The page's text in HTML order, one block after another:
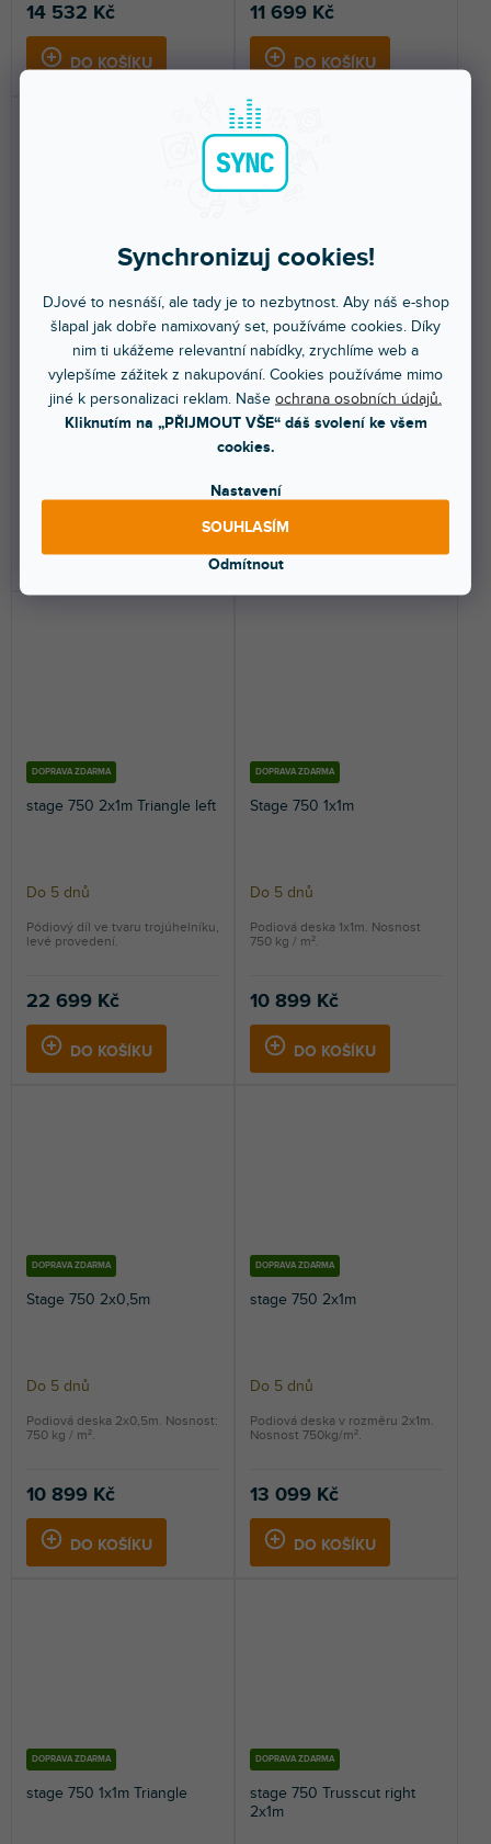
Synchronizuj cookies!
DJové to nesnáší, ale tady je to nezbytnost. Aby náš e-shop
šlapal jak dobře namixovaný set, používáme cookies. Díky
nim ti ukážeme relevantní nabídky, zrychlíme web a
vylepšíme zážitek z nakupování. Cookies používáme mimo
jiné k personalizaci reklam. Naše ochrana osobních údajů.
Kliknutím na „PŘIJMOUT VŠE“ dáš svolení ke všem
cookies.
Nastavení
Odmítnout
SOUHLASÍM
14 532 Kč
DO KOŠÍKU
11 699 Kč
DO KOŠÍKU
Stage 750 1x0,5m
Do 5 dnů
9 799 Kč
DO KOŠÍKU
Podiova deska 1x0,5m. Nosnost:
stage 750 2x1m Triangle
right
Do 5 dnů
22 699 Kč
DO KOŠÍKU
Pódiový díl ve tvaru trojúhelníku.
Pravé provedení.
DOPRAVA ZDARMA
stage 750 2x1m Triangle left
Do 5 dnů
22 699 Kč
DO KOŠÍKU
Pódiový díl ve tvaru trojúhelníku,
levé provedení.
DOPRAVA ZDARMA
Stage 750 1x1m
Do 5 dnů
10 899 Kč
DO KOŠÍKU
Podiová deska 1x1m. Nosnost
750 kg / m².
DOPRAVA ZDARMA
Stage 750 2x0,5m
Do 5 dnů
10 899 Kč
DO KOŠÍKU
Podiová deska 2x0,5m. Nosnost:
750 kg / m².
DOPRAVA ZDARMA
stage 750 2x1m
Do 5 dnů
13 099 Kč
DO KOŠÍKU
Podiová deska v rozměru 2x1m.
Nosnost 750kg/m².
DOPRAVA ZDARMA
stage 750 1x1m Triangle
DOPRAVA ZDARMA
stage 750 Trusscut right
2x1m